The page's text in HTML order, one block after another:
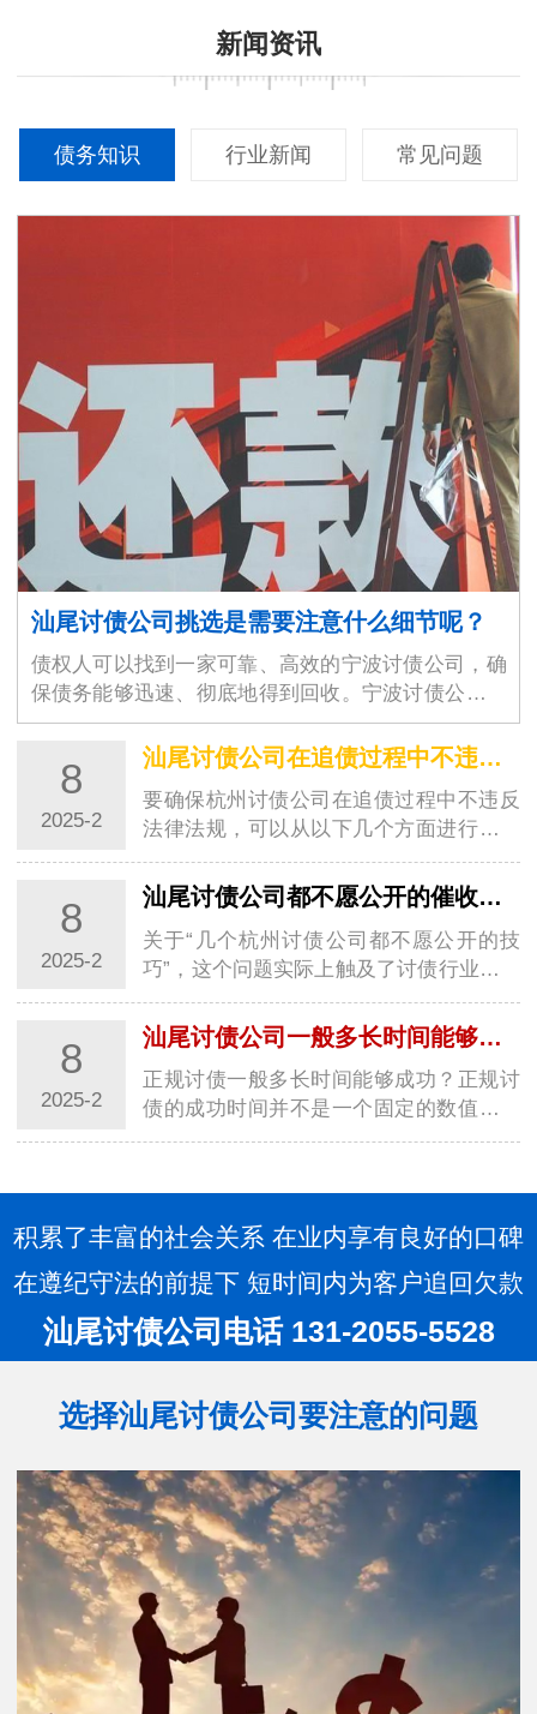
新闻资讯
债务知识 行业新闻 常见问题
汕尾讨债公司挑选是需要注意什么细节呢？
债权人可以找到一家可靠、高效的宁波讨债公司，确
保债务能够迅速、彻底地得到回收。宁波讨债公司的
选择不仅仅是为了解决眼前的经济问题，更是为了维
护商业环境的稳定与良好运作。随着商业交易的增加
和…8
2025-2
汕尾讨债公司在追债过程中不违反法律法规？
要确保杭州讨债公司在追债过程中不违反
法律法规，可以从以下几个方面进行考虑
和操作：一、明确杭州讨债公司的合法性
杭州讨债公司如果以信息咨询公司、调查
公司或者其他名义从事催收工作，在遵守
相关法…
8
2025-2
汕尾讨债公司都不愿公开的催收技巧
关于“几个杭州讨债公司都不愿公开的技
巧”，这个问题实际上触及了讨债行业的一
些非公开策略或“灰色地带”的操作方式。
首先，需要明确的是，合法的讨债行为应
当严格遵循相关法律法规，不得采用违法
手…
8
2025-2
汕尾讨债公司一般多长时间能够成功？讨债方法大全！
正规讨债一般多长时间能够成功？正规讨
债的成功时间并不是一个固定的数值，它
受到多种因素的影响，包括债务金额的大
中可能遇到的法律程序等。因此，无法给
出一个…
积累了丰富的社会关系 在业内享有良好的口碑
在遵纪守法的前提下 短时间内为客户追回欠款
汕尾讨债公司电话 131-2055-5528
选择汕尾讨债公司要注意的问题